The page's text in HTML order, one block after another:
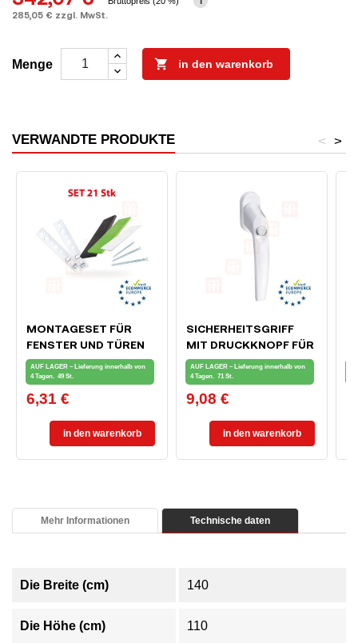
285,05 € zzgl. MwSt.
Menge  in den warenkorb
VERWANDTE PRODUKTE >
<
MONTAGESET FÜR
FENSTER UND TÜREN
AUF LAGER – Lieferung innerhalb von
4 Tagen. 49 St.
Preis
6,31 €
in den warenkorb
SICHERHEITSGRIFF
MIT DRUCKKNOPF FÜR
FENSTER UND
BALKONTÜR, WEISS
AUF LAGER – Lieferung innerhalb von
4 Tagen. 71 St.
Preis
9,08 €
in den warenkorb
Mehr Informationen Technische daten
Die Breite (cm) 140
Die Höhe (cm) 110